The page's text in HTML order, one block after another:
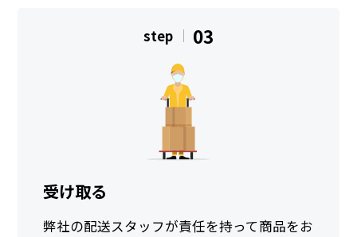
step 03
受け取る
弊社の配送スタッフが責任を持って商品をお